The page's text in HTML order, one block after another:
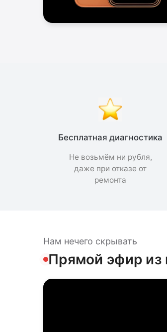
Бесплатная диагностика
Не возьмём ни рубля,
даже при отказе от
ремонта
Нам нечего скрывать
Прямой эфир из